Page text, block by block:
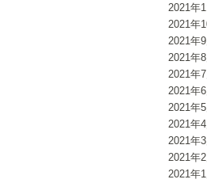
2021年
2021年
2021年9
2021年8
2021年7
2021年6
2021年5
2021年4
2021年3
2021年2
2021年1